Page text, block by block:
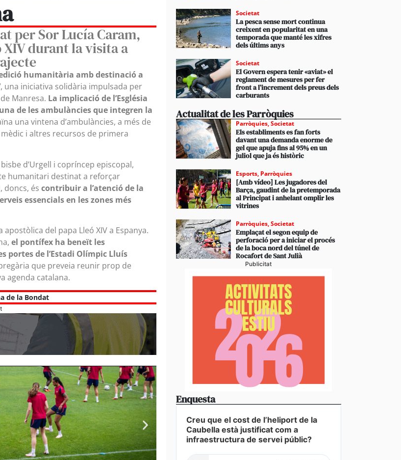
per Sor Lucía Caram,
durant la visita a
humanitària amb destinació a
, una iniciativa solidària impulsada per
Manresa. La implicació de l’Església
de les ambulàncies que integren la
una vintena d’ambulàncies, a més de
i altres recursos de primera
d’Urgell i copríncep episcopal,
humanitari destinat a reforçar
doncs, és contribuir a l’atenció de la
essencials en les zones més
del papa Lleó XIV a Espanya.
el pontífex ha beneït les
portes de l’Estadi Olímpic Lluís
que preveia reunir prop de
agenda catalana.
de la Bondat
Societat
La pesca sense mort continua
creixent en popularitat en una
temporada que manté les xifres
dels últims anys
Societat
El Govern espera tenir «aviat» el
reglament de mesures per fer
front a l’increment dels preus dels
carburants
Actualitat de les Parròquies
Parròquies,Societat
Els establiments es fan forts
davant una demanda enorme de
gel que apuja fins al 95% en un
juliol que ja és històric
Esports, Parròquies
[Amb vídeo] Les jugadores del
Barça, gaudint de la pretemporada
al Principat i anhelant omplir les
vitrines
Parròquies,Societat
Emplaçat el segon equip de
perforació per a iniciar el procés
de la boca nord del túnel de
Rocafort de Sant Julià
Publicitat
Enquesta
Creu que el cost de l’heliport de la
Caubella està justificat com a
infraestructura de servei públic?